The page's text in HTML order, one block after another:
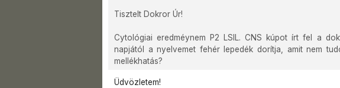
Tisztelt Dokror Úr!
Cytológiai eredméynem P2 LSIL. CNS kúpot írt fel a
napjától a nyelvemet fehér lepedék dorítja, amit nem
mellékhatás?
Üdvözletem!